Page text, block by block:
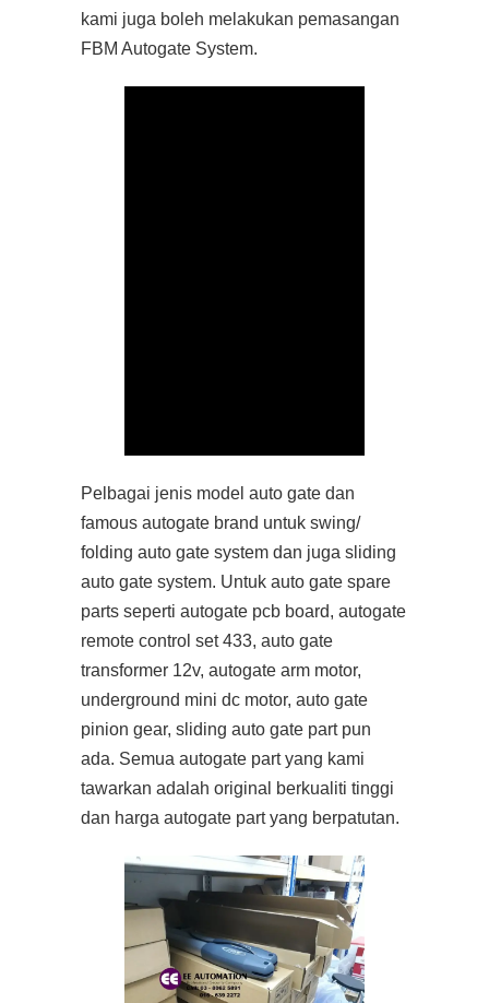
kami juga boleh melakukan pemasangan
FBM Autogate System.
Pelbagai jenis model auto gate dan
famous autogate brand untuk swing/
folding auto gate system dan juga sliding
auto gate system. Untuk auto gate spare
parts seperti autogate pcb board, autogate
remote control set 433, auto gate
transformer 12v, autogate arm motor,
underground mini dc motor, auto gate
pinion gear, sliding auto gate part pun
ada. Semua autogate part yang kami
tawarkan adalah original berkualiti tinggi
dan harga autogate part yang berpatutan.